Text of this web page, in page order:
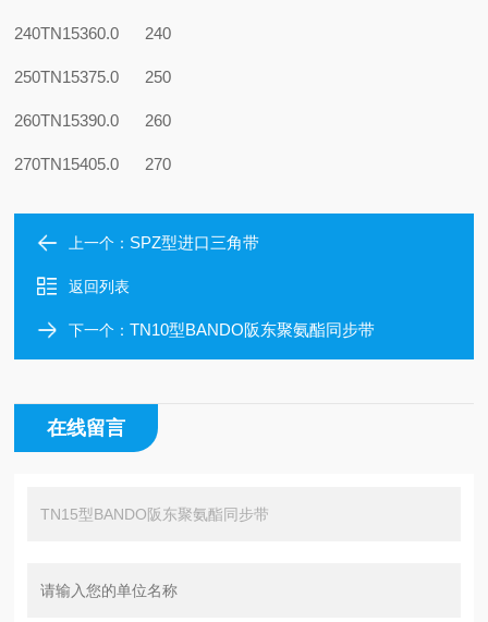
240TN15360.0 240
250TN15375.0 250
260TN15390.0 260
270TN15405.0 270
上一个： SPZ型进口三角带
返回列表
下一个：TN10型BANDO阪东聚氨酯同步带
在线留言